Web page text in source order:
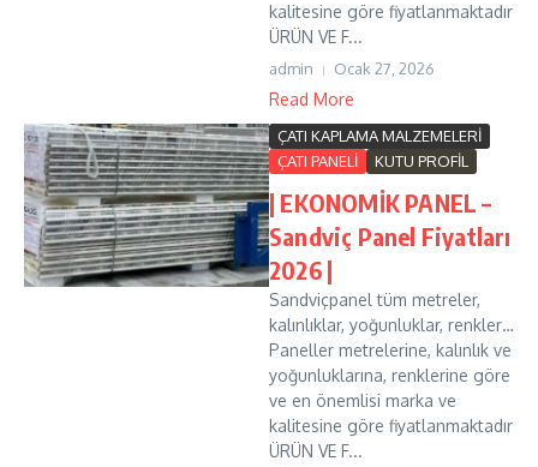
kalitesine göre fiyatlanmaktadır
ÜRÜN VE F...
admin Ocak 27, 2026
Read More
ÇATI KAPLAMA MALZEMELERİ
ÇATI PANELİ
KUTU PROFİL
| EKONOMİK PANEL –
Sandviç Panel Fiyatları
2026 |
Sandviçpanel tüm metreler,
kalınlıklar, yoğunluklar, renkler…
Paneller metrelerine, kalınlık ve
yoğunluklarına, renklerine göre
ve en önemlisi marka ve
kalitesine göre fiyatlanmaktadır
ÜRÜN VE F...